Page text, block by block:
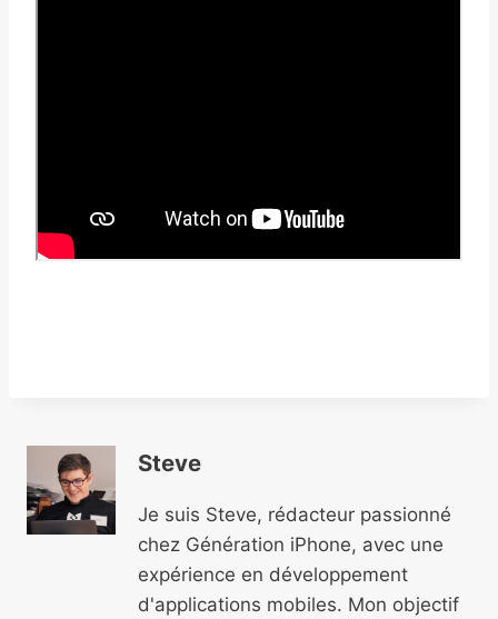
Steve
Je suis Steve, rédacteur passionné
chez Génération iPhone, avec une
expérience en développement
d'applications mobiles. Mon objectif